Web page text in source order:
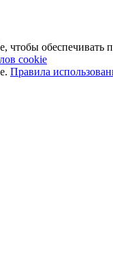
обеспечивать
cookie
Правила